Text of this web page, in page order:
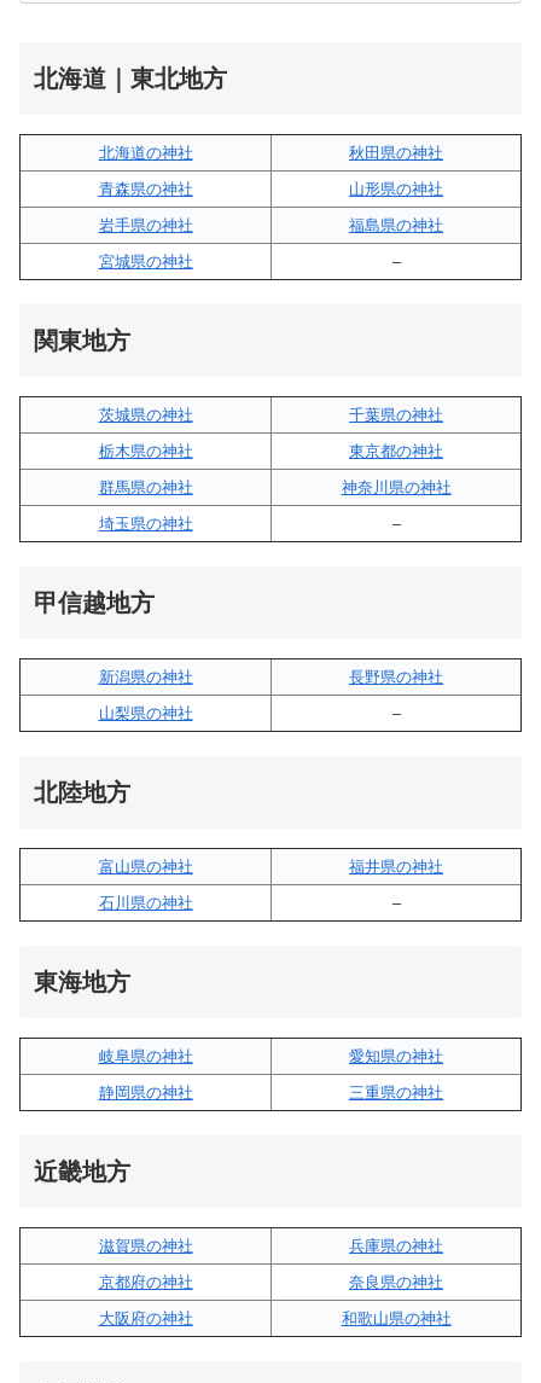
北海道｜東北地方
北海道の神社
秋田県の神社
青森県の神社
山形県の神社
岩手県の神社
福島県の神社
宮城県の神社
–
関東地方
茨城県の神社
千葉県の神社
栃木県の神社
東京都の神社
群馬県の神社
神奈川県の神社
埼玉県の神社
–
甲信越地方
新潟県の神社
長野県の神社
山梨県の神社
–
北陸地方
富山県の神社
福井県の神社
石川県の神社
–
東海地方
岐阜県の神社
愛知県の神社
静岡県の神社
三重県の神社
近畿地方
滋賀県の神社
兵庫県の神社
京都府の神社
奈良県の神社
大阪府の神社
和歌山県の神社